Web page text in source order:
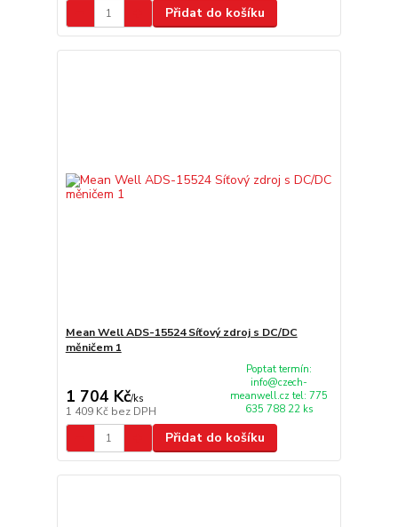
Přidat do košíku
Mean Well ADS-15524 Síťový zdroj s DC/DC
měničem 1
1 704 Kč/ks
1 409 Kč bez DPH
Poptat termín:
info@czech-
meanwell.cz tel: 775
635 788 22 ks
Přidat do košíku